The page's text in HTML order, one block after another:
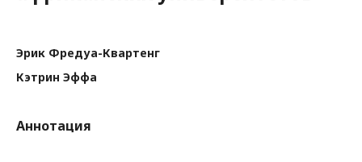
Эрик Фредуа-Квартенг
Кэтрин Эффа
Аннотация